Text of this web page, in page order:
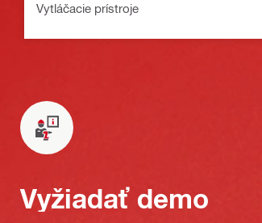
Vytláčacie prístroje
Vyžiadať demo